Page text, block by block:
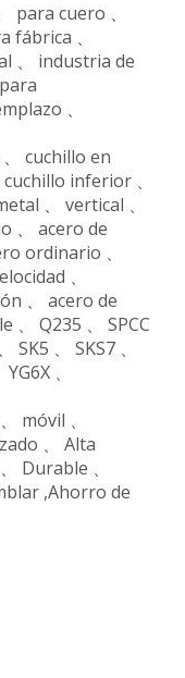
cuero 、
fábrica 、
、 industria de
、
cuchillo en
inferior 、
、 vertical 、
、 acero de
ordinario 、
、
、 acero de
、 Q235 、 SPCC
SK5 、 SKS7 、
、
móvil 、
、 Alta
Durable 、
,Ahorro de